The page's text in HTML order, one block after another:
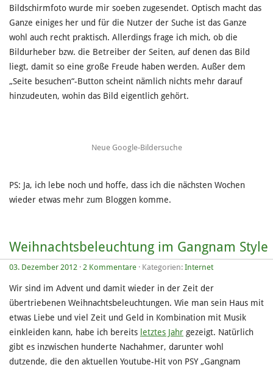
Bildschirmfoto wurde mir soeben zugesendet. Optisch macht das
Ganze einiges her und für die Nutzer der Suche ist das Ganze
wohl auch recht praktisch. Allerdings frage ich mich, ob die
Bildurheber bzw. die Betreiber der Seiten, auf denen das Bild
liegt, damit so eine große Freude haben werden. Außer dem
„Seite besuchen“-Button scheint nämlich nichts mehr darauf
hinzudeuten, wohin das Bild eigentlich gehört.
Neue Google-Bildersuche
PS: Ja, ich lebe noch und hoffe, dass ich die nächsten Wochen
wieder etwas mehr zum Bloggen komme.
Weihnachtsbeleuchtung im Gangnam Style
03. Dezember 2012 · 2 Kommentare · Kategorien: Internet
Wir sind im Advent und damit wieder in der Zeit der
übertriebenen Weihnachtsbeleuchtungen. Wie man sein Haus mit
etwas Liebe und viel Zeit und Geld in Kombination mit Musik
einkleiden kann, habe ich bereits letztes Jahr gezeigt. Natürlich
gibt es inzwischen hunderte Nachahmer, darunter wohl
dutzende, die den aktuellen Youtube-Hit von PSY „Gangnam